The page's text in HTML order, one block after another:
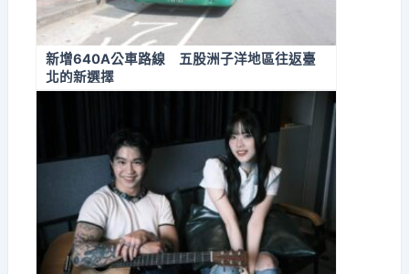
新增640A公車路線 五股洲子洋地區往返臺
北的新選擇